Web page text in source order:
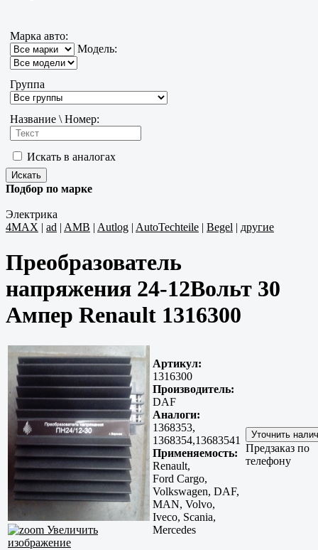
Марка авто:
Модель:
Группа
Название \ Номер:
Искать в аналогах
Подбор по марке
Электрика
4MAX | ad | AMB | Autlog | AutoTechteile | Begel | другие
Преобразователь
напряжения 24-12Вольт 30
Ампер Renault 1316300
Увеличить
изображение
Артикул:
1316300
Производитель:
DAF
Аналоги:
1368353,
1368354,13683541
Применяемость:
Renault,
Ford Cargo,
Volkswagen, DAF,
MAN, Volvo,
Iveco, Scania,
Mercedes
Предзаказ по
телефону